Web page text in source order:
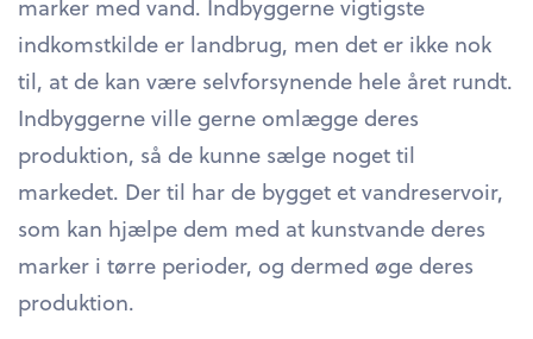
indkomstkilde er landbrug, men det er ikke nok
til, at de kan være selvforsynende hele året rundt.
Indbyggerne ville gerne omlægge deres
produktion, så de kunne sælge noget til
markedet. Der til har de bygget et vandreservoir,
som kan hjælpe dem med at kunstvande deres
marker i tørre perioder, og dermed øge deres
produktion.